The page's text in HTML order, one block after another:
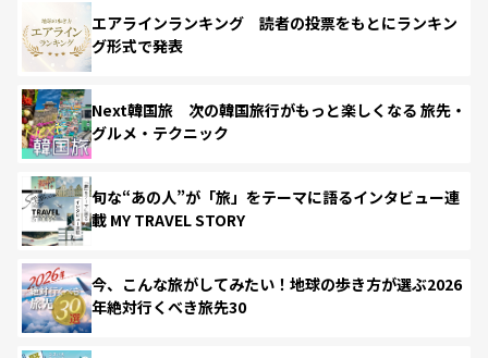
エアラインランキング 読者の投票をもとにランキン
グ形式で発表
Next韓国旅 次の韓国旅行がもっと楽しくなる 旅先・
グルメ・テクニック
旬な“あの人”が「旅」をテーマに語るインタビュー連
載 MY TRAVEL STORY
今、こんな旅がしてみたい！地球の歩き方が選ぶ2026
年絶対行くべき旅先30